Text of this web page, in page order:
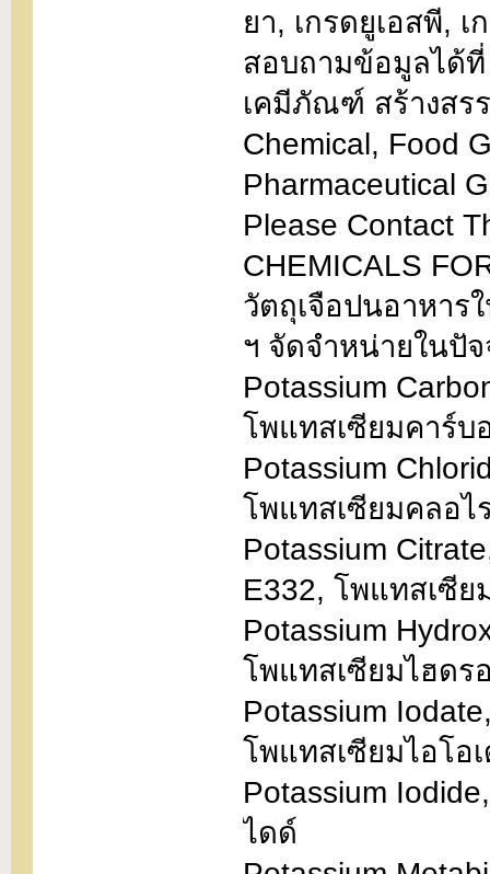
ยา, เกรดยูเอสพี, เ
สอบถามข้อมูลได้
เคมีภัณฑ์ สร้างส
Chemical, Food
Pharmaceutical
Please Contact
CHEMICALS
วัตถุเจือปนอาหาร
ฯ จัดจำหน่ายในปั
Potassium
โพแทสเซียมคาร์บ
Potassium
โพแทสเซียมคลอไ
Potassium
E332, โพแทสเซีย
Potassium
โพแทสเซียมไฮดร
Potassium
โพแทสเซียมไอโอ
Potassium
ไดด์